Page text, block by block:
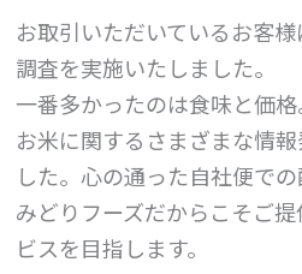
お取引いただいているお客
調査を実施いたしました。
一番多かったのは食味と価
お米に関するさまざまな情
した。心の通った自社便で
みどりフーズだからこそご
ビスを目指します。